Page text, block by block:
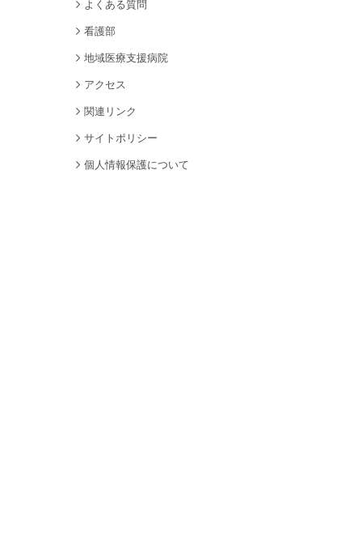
よくある質問
看護部
地域医療支援病院
アクセス
関連リンク
サイトポリシー
個人情報保護について